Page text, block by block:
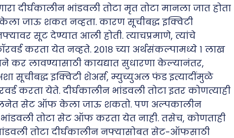
दीर्घकालीन भांडवली तोटा मृत तोटा मानला जात होता
जाऊ शकत नव्हता. कारण सूचीबद्ध इक्विटी
सूट देण्यात आली होती. त्याचप्रमाणे, त्यांचे
करता येत नव्हते. २०१८ च्या अर्थसंकल्पामध्ये १ लाख
कर लावण्यासाठी कायद्यात सुधारणा केल्यानंतर,
सूचीबद्ध इक्विटी शेअर्स, म्युच्युअल फंड इत्यादींमुळे
करता येते. दीर्घकालीन भांडवली तोटा इतर कोणत्याही
तुलनेत सेट ऑफ केला जाऊ शकतो. पण अल्पकालीन
भांडवली तोटा सेट ऑफ करता येत नाही. तसेच, कोणताही
तोटा दीर्घकालीन नफ्यासोबत सेट-ऑफसाठी